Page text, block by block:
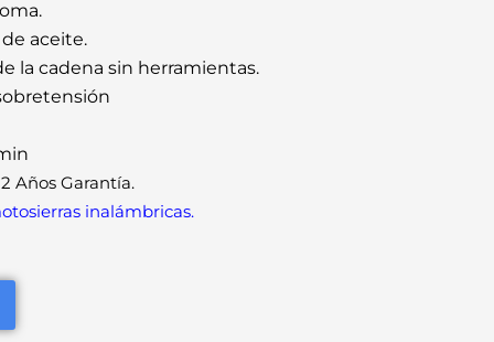
aceite.
la cadena sin herramientas.
Años Garantía.
inalámbricas.